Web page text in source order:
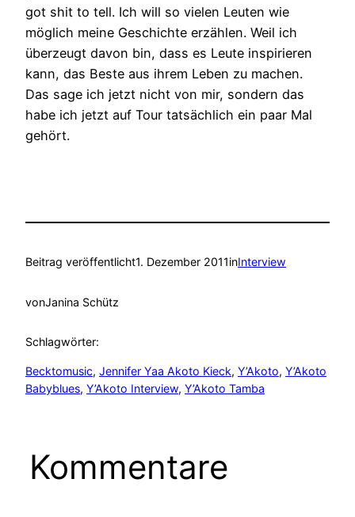
got shit to tell. Ich will so vielen Leuten wie
möglich meine Geschichte erzählen. Weil ich
überzeugt davon bin, dass es Leute inspirieren
kann, das Beste aus ihrem Leben zu machen.
Das sage ich jetzt nicht von mir, sondern das
habe ich jetzt auf Tour tatsächlich ein paar Mal
gehört.
Beitrag veröffentlicht1. Dezember 2011inInterview
vonJanina Schütz
Schlagwörter:
Becktomusic, Jennifer Yaa Akoto Kieck, Y’Akoto, Y’Akoto
Babyblues, Y’Akoto Interview, Y’Akoto Tamba
Kommentare